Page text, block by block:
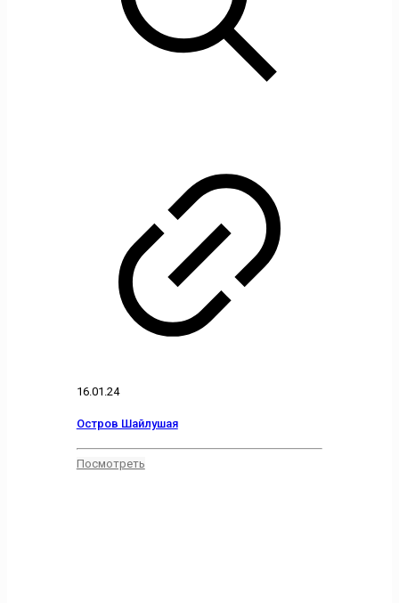
16.01.24
Остров Шайлушая
Посмотреть